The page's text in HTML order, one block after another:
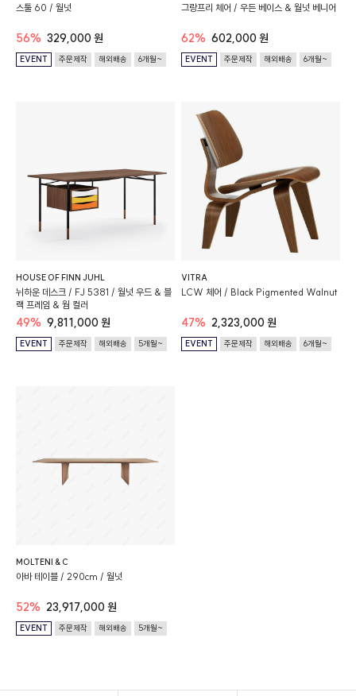
스툴 60 / 월넛
56% 329,000 원
EVENT 주문제작 해외배송 6개월~
그랑프리 체어 / 우든 베이스 & 월넛 베니어
62% 602,000 원
EVENT 주문제작 해외배송 6개월~
HOUSE OF FINN JUHL
뉘하운 데스크 / FJ 5381 / 월넛 우드 & 블
랙 프레임 & 웜 컬러
49% 9,811,000 원
EVENT 주문제작 해외배송 5개월~
VITRA
LCW 체어 / Black Pigmented Walnut
47% 2,323,000 원
EVENT 주문제작 해외배송 6개월~
MOLTENI & C
아바 테이블 / 290cm / 월넛
52% 23,917,000 원
EVENT 주문제작 해외배송 5개월~